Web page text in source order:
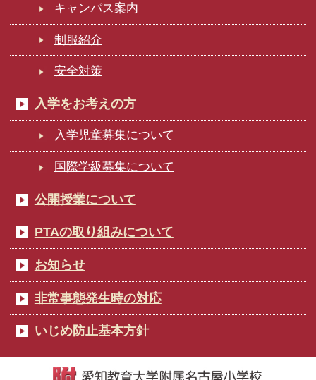
キャンパス案内
制服紹介
安全対策
入学をお考えの方
入学児童募集について
国際学級募集について
公開授業について
PTAの取り組みについて
お知らせ
非常事態発生時の対応
いじめ防止基本方針